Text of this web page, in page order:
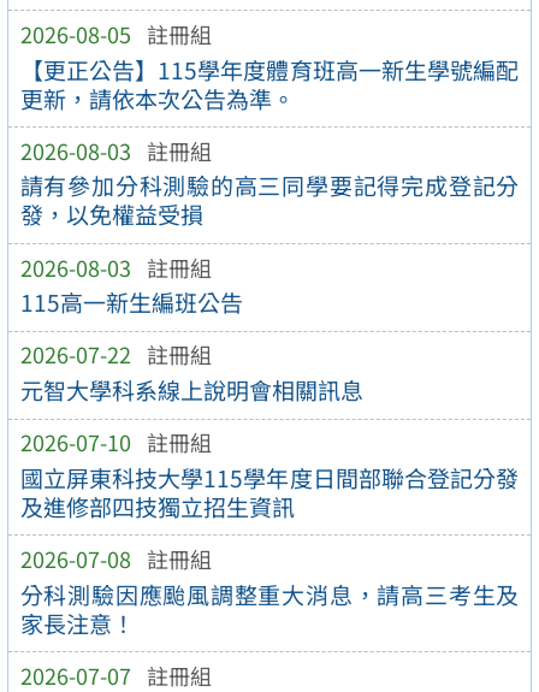
2026-08-05 註冊組
【更正公告】115學年度體育班高一新生學號編配
更新，請依本次公告為準。
2026-08-03 註冊組
請有參加分科測驗的高三同學要記得完成登記分
發，以免權益受損
2026-08-03 註冊組
115高一新生編班公告
2026-07-22 註冊組
元智大學科系線上說明會相關訊息
2026-07-10 註冊組
國立屏東科技大學115學年度日間部聯合登記分發
及進修部四技獨立招生資訊
2026-07-08 註冊組
分科測驗因應颱風調整重大消息，請高三考生及
家長注意！
2026-07-07 註冊組